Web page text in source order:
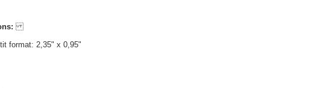
format: 2,35" x 0,95"